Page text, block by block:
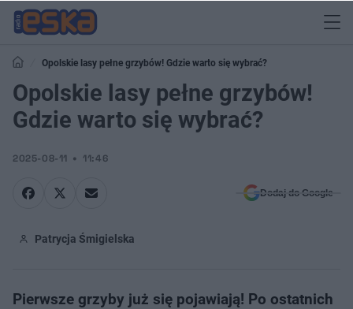
Opolskie lasy pełne grzybów! Gdzie warto się wybrać?
Opolskie lasy pełne grzybów!
Gdzie warto się wybrać?
2025-08-11 11:46
Dodaj do Google
Patrycja Śmigielska
Pierwsze grzyby już się pojawiają! Po ostatnich